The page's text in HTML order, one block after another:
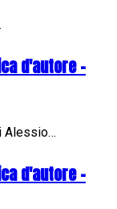
d'autore -
Alessio…
d'autore -